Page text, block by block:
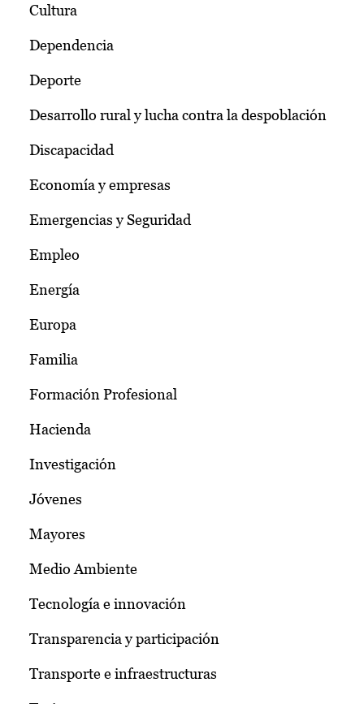
Cultura
Dependencia
Deporte
Desarrollo rural y lucha contra la despoblación
Discapacidad
Economía y empresas
Emergencias y Seguridad
Empleo
Energía
Europa
Familia
Formación Profesional
Hacienda
Investigación
Jóvenes
Mayores
Medio Ambiente
Tecnología e innovación
Transparencia y participación
Transporte e infraestructuras